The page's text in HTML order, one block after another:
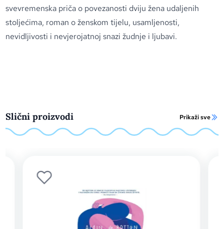
svevremenska priča o povezanosti dviju žena udaljenih
stoljećima, roman o ženskom tijelu, usamljenosti,
nevidljivosti i nevjerojatnoj snazi žudnje i ljubavi.
Slični proizvodi Prikaži sve